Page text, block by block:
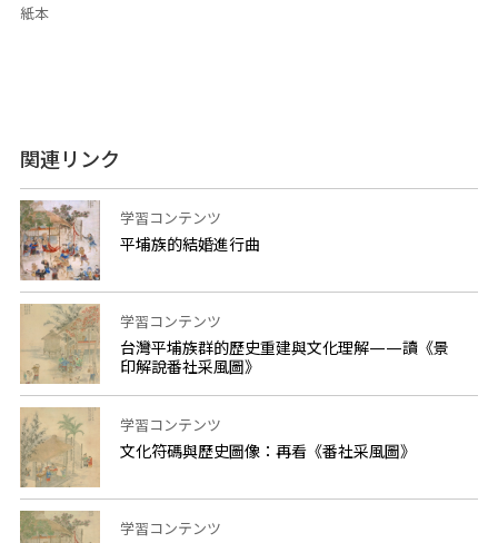
紙本
関連リンク
学習コンテンツ
平埔族的結婚進行曲
学習コンテンツ
台灣平埔族群的歷史重建與文化理解——讀《景
印解說番社采風圖》
学習コンテンツ
文化符碼與歷史圖像：再看《番社采風圖》
学習コンテンツ